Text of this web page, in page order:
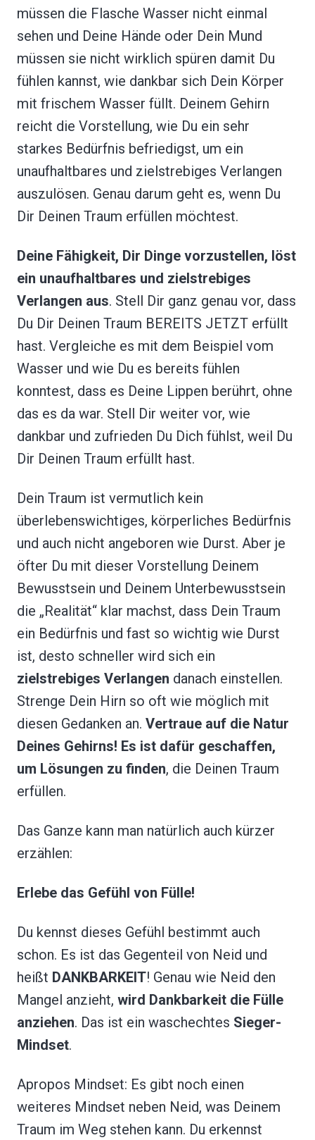
müssen die Flasche Wasser nicht einmal
sehen und Deine Hände oder Dein Mund
müssen sie nicht wirklich spüren damit Du
fühlen kannst, wie dankbar sich Dein Körper
mit frischem Wasser füllt. Deinem Gehirn
reicht die Vorstellung, wie Du ein sehr
starkes Bedürfnis befriedigst, um ein
unaufhaltbares und zielstrebiges Verlangen
auszulösen. Genau darum geht es, wenn Du
Dir Deinen Traum erfüllen möchtest.
Deine Fähigkeit, Dir Dinge vorzustellen, löst
ein unaufhaltbares und zielstrebiges
Verlangen aus. Stell Dir ganz genau vor, dass
Du Dir Deinen Traum BEREITS JETZT erfüllt
hast. Vergleiche es mit dem Beispiel vom
Wasser und wie Du es bereits fühlen
konntest, dass es Deine Lippen berührt, ohne
das es da war. Stell Dir weiter vor, wie
dankbar und zufrieden Du Dich fühlst, weil Du
Dir Deinen Traum erfüllt hast.
Dein Traum ist vermutlich kein
überlebenswichtiges, körperliches Bedürfnis
und auch nicht angeboren wie Durst. Aber je
öfter Du mit dieser Vorstellung Deinem
Bewusstsein und Deinem Unterbewusstsein
die „Realität“ klar machst, dass Dein Traum
ein Bedürfnis und fast so wichtig wie Durst
ist, desto schneller wird sich ein
zielstrebiges Verlangen danach einstellen.
Strenge Dein Hirn so oft wie möglich mit
diesen Gedanken an. Vertraue auf die Natur
Deines Gehirns! Es ist dafür geschaffen,
um Lösungen zu finden, die Deinen Traum
erfüllen.
Das Ganze kann man natürlich auch kürzer
erzählen:
Erlebe das Gefühl von Fülle!
Du kennst dieses Gefühl bestimmt auch
schon. Es ist das Gegenteil von Neid und
heißt DANKBARKEIT! Genau wie Neid den
Mangel anzieht, wird Dankbarkeit die Fülle
anziehen. Das ist ein waschechtes Sieger-
Mindset.
Apropos Mindset: Es gibt noch einen
weiteres Mindset neben Neid, was Deinem
Traum im Weg stehen kann. Du erkennst